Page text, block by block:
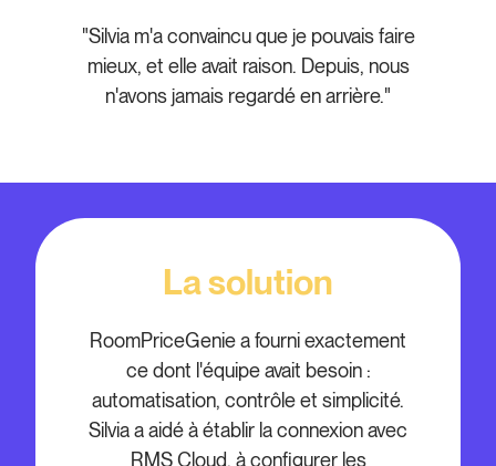
"Silvia m'a convaincu que je pouvais faire
mieux, et elle avait raison. Depuis, nous
n'avons jamais regardé en arrière."
La solution
RoomPriceGenie a fourni exactement
ce dont l'équipe avait besoin :
automatisation, contrôle et simplicité.
Silvia a aidé à établir la connexion avec
RMS Cloud, à configurer les